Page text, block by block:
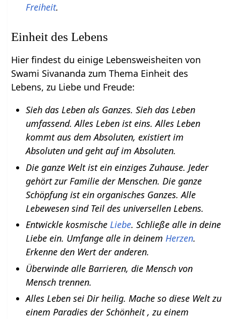
Freiheit.
Einheit des Lebens
Hier findest du einige Lebensweisheiten von
Swami Sivananda zum Thema Einheit des
Lebens, zu Liebe und Freude:
Sieh das Leben als Ganzes. Sieh das Leben
umfassend. Alles Leben ist eins. Alles Leben
kommt aus dem Absoluten, existiert im
Absoluten und geht auf im Absoluten.
Die ganze Welt ist ein einziges Zuhause. Jeder
gehört zur Familie der Menschen. Die ganze
Schöpfung ist ein organisches Ganzes. Alle
Lebewesen sind Teil des universellen Lebens.
Entwickle kosmische Liebe. Schließe alle in deine
Liebe ein. Umfange alle in deinem Herzen.
Erkenne den Wert der anderen.
Überwinde alle Barrieren, die Mensch von
Mensch trennen.
Alles Leben sei Dir heilig. Mache so diese Welt zu
einem Paradies der Schönheit , zu einem